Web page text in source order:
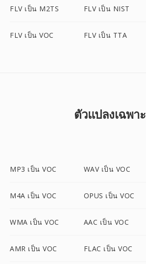
FLV เป็น M2TS FLV เป็น NIST
FLV เป็น VOC FLV เป็น TTA
ตัวแปลงเฉพาะ
MP3 เป็น VOC WAV เป็น VOC
M4A เป็น VOC OPUS เป็น VOC
WMA เป็น VOC AAC เป็น VOC
AMR เป็น VOC FLAC เป็น VOC